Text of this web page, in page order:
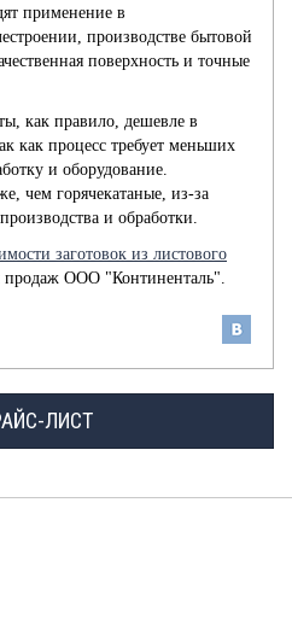
применение в
производстве бытовой
поверхность и точные
как правило, дешевле в
как процесс требует меньших
и оборудование.
чем горячекатаные, из-за
и обработки.
заготовок из листового
продаж ООО "Континенталь".
ЛИСТ